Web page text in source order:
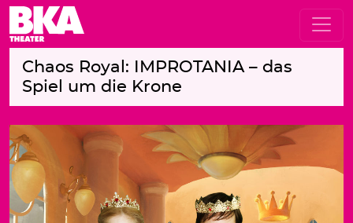
Chaos Royal: IMPROTANIA – das
Spiel um die Krone